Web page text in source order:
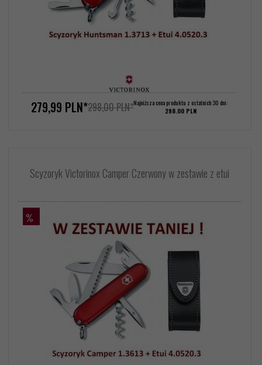
279,99 PLN*298,00 PLN*Najniższa cena produktu z ostatnich 30 dni:
298.00 PLN
Scyzoryk Victorinox Camper Czerwony w zestawie z etui
%